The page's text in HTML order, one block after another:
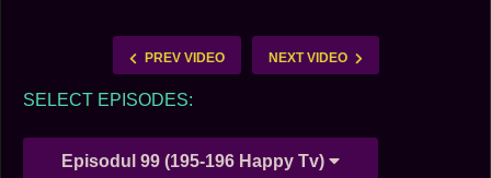
PREV VIDEO NEXT VIDEO
SELECT EPISODES:
Episodul 99 (195-196 Happy Tv)